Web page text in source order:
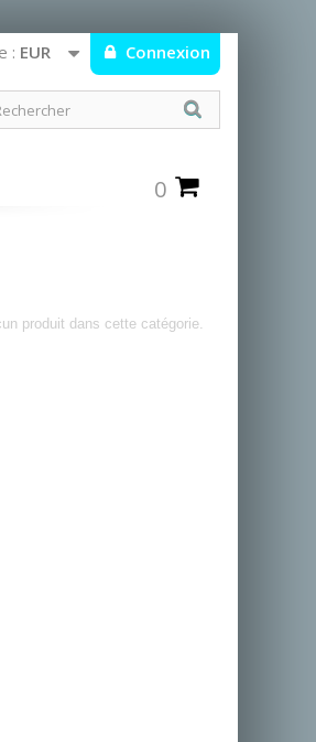
Connexion
: EUR
0
produit dans cette catégorie.